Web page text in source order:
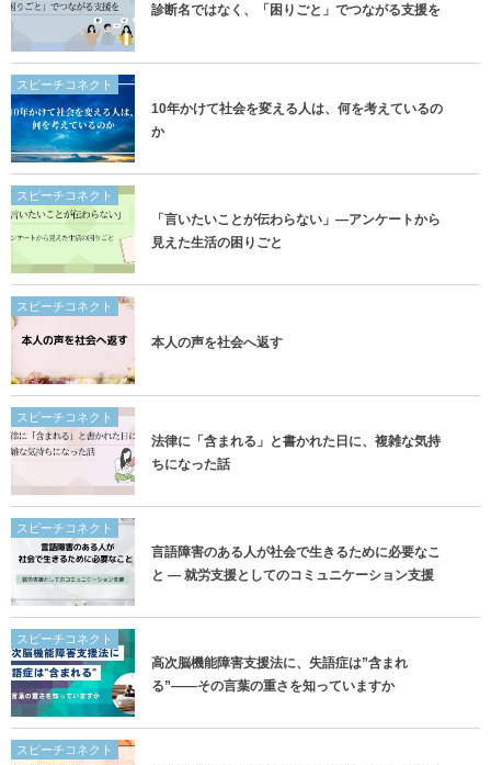
診断名ではなく、「困りごと」でつながる支援を
スピーチコネクト
10年かけて社会を変える人は、何を考えているの
か
スピーチコネクト
「言いたいことが伝わらない」―アンケートから
見えた生活の困りごと
スピーチコネクト
本人の声を社会へ返す
スピーチコネクト
法律に「含まれる」と書かれた日に、複雑な気持
ちになった話
スピーチコネクト
言語障害のある人が社会で生きるために必要なこ
と ― 就労支援としてのコミュニケーション支援
スピーチコネクト
高次脳機能障害支援法に、失語症は”含まれ
る”——その言葉の重さを知っていますか
スピーチコネクト